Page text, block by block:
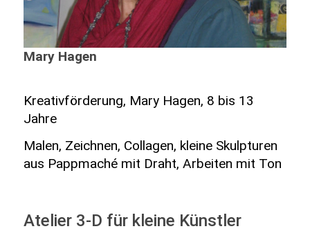
Mary Hagen
Kreativförderung, Mary Hagen, 8 bis 13
Jahre
Malen, Zeichnen, Collagen, kleine Skulpturen
aus Pappmaché mit Draht, Arbeiten mit Ton
Atelier 3-D für kleine Künstler